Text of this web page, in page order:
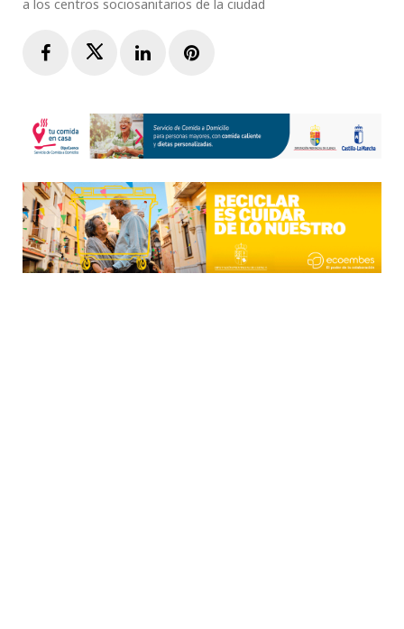
a los centros sociosanitarios de la ciudad
FacebookTwitterLinkedInPinterest